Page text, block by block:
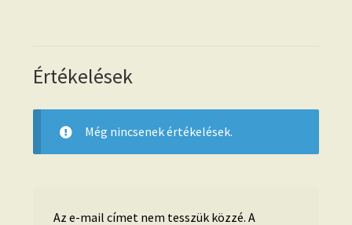
Értékelések
Még nincsenek értékelések.
Az e-mail címet nem tesszük közzé. A